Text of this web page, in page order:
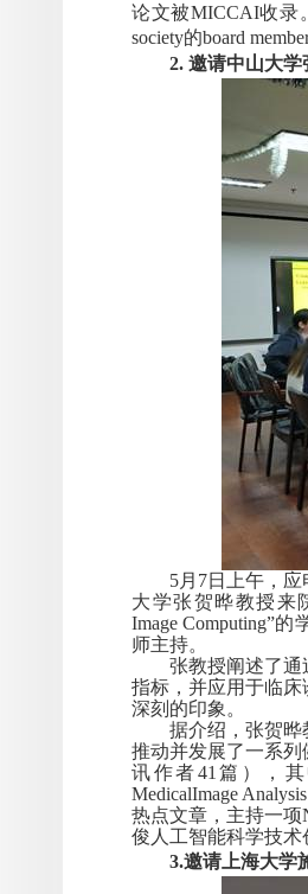
论文被MICCAI收录
society的board
2. 邀请中山大学
5月 7日上午，
大学张贺晔教授来
Image Computing”的
师主持。
张教授阐述了
指标，并应用于临
深刻的印象。
据介绍，张贺
推动并发展了一系
讯作者41 篇），
MedicalImage
热点文章，主持一项
俊人工智能科学技
3.邀请上海大学